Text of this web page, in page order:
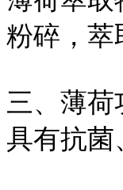
粉碎，萃
三、薄荷
具有抗菌